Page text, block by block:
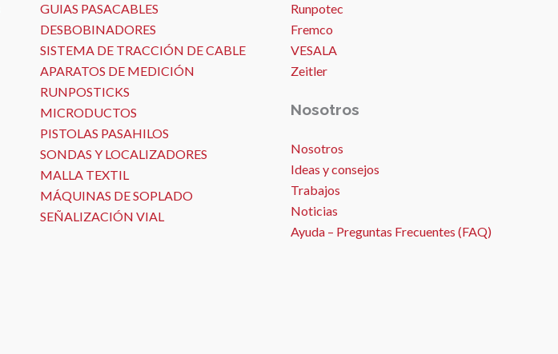
GUIAS PASACABLES
DESBOBINADORES
SISTEMA DE TRACCIÓN DE CABLE
APARATOS DE MEDICIÓN
RUNPOSTICKS
MICRODUCTOS
PISTOLAS PASAHILOS
SONDAS Y LOCALIZADORES
MALLA TEXTIL
MÁQUINAS DE SOPLADO
SEÑALIZACIÓN VIAL
Runpotec
Fremco
VESALA
Zeitler
Nosotros
Nosotros
Ideas y consejos
Trabajos
Noticias
Ayuda – Preguntas Frecuentes (FAQ)